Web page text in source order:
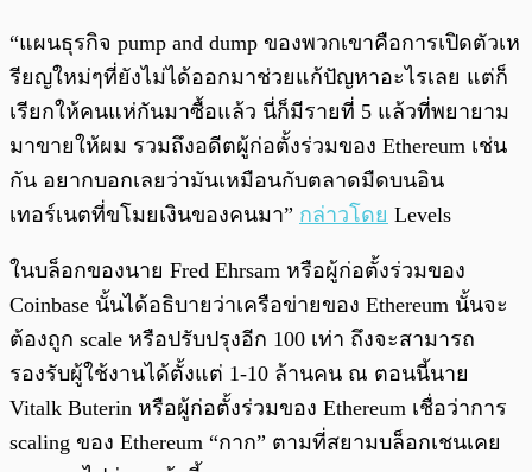
“แผนธุรกิจ pump and dump ของพวกเขาคือการเปิดตัวเห
รียญใหม่ๆที่ยังไม่ได้ออกมาช่วยแก้ปัญหาอะไรเลย แต่ก็
เรียกให้คนแห่กันมาซื้อแล้ว นี่ก็มีรายที่ 5 แล้วที่พยายาม
มาขายให้ผม รวมถึงอดีตผู้ก่อตั้งร่วมของ Ethereum เช่น
กัน อยากบอกเลยว่ามันเหมือนกับตลาดมืดบนอิน
เทอร์เนตที่ขโมยเงินของคนมา” กล่าวโดย Levels
ในบล็อกของนาย Fred Ehrsam หรือผู้ก่อตั้งร่วมของ
Coinbase นั้นได้อธิบายว่าเครือข่ายของ Ethereum นั้นจะ
ต้องถูก scale หรือปรับปรุงอีก 100 เท่า ถึงจะสามารถ
รองรับผู้ใช้งานได้ตั้งแต่ 1-10 ล้านคน ณ ตอนนี้นาย
Vitalk Buterin หรือผู้ก่อตั้งร่วมของ Ethereum เชื่อว่าการ
scaling ของ Ethereum “กาก” ตามที่สยามบล็อกเชนเคย